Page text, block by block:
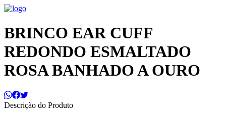
BRINCO EAR CUFF
REDONDO ESMALTADO
ROSA BANHADO A OURO
Descrição do Produto